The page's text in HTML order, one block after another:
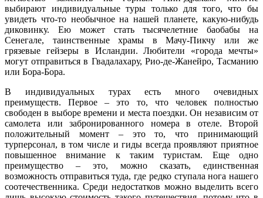
выбирают индивидуальные туры только для того, что бы
увидеть что-то необычное на нашей планете, какую-нибудь
диковинку. Ею может стать тысячелетние баобабы на
Сенегале, таинственные храмы в Мачу-Пикчу или же
грязевые гейзеры в Исландии. Любители «города мечты»
могут отправиться в Гвадалахару, Рио-де-Жанейро, Тасманию
или Бора-Бора.
В индивидуальных турах есть много очевидных
преимуществ. Первое – это то, что человек полностью
свободен в выборе времени и места поездки. Он независим от
самолета или забронированного номера в отеле. Второй
положительный момент – это то, что принимающий
турперсонал, в том числе и гиды всегда проявляют приятное
повышенное внимание к таким туристам. Еще одно
преимущество – это, можно сказать, единственная
возможность отправиться туда, где редко ступала нога нашего
соотечественника. Среди недостатков можно выделить всего